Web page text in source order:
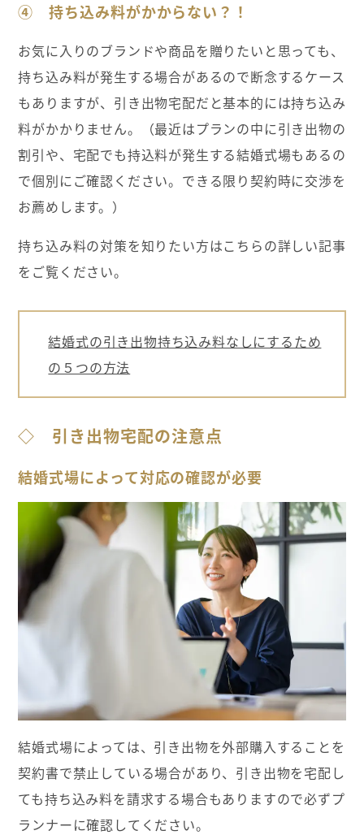
④ 持ち込み料がかからない？！
お気に入りのブランドや商品を贈りたいと思っても、
持ち込み料が発生する場合があるので断念するケース
もありますが、引き出物宅配だと基本的には持ち込み
料がかかりません。（最近はプランの中に引き出物の
割引や、宅配でも持込料が発生する結婚式場もあるの
で個別にご確認ください。できる限り契約時に交渉を
お薦めします。）
持ち込み料の対策を知りたい方はこちらの詳しい記事
をご覧ください。
結婚式の引き出物持ち込み料なしにするため
の５つの方法
◇ 引き出物宅配の注意点
結婚式場によって対応の確認が必要
結婚式場によっては、引き出物を外部購入することを
契約書で禁止している場合があり、引き出物を宅配し
ても持ち込み料を請求する場合もありますので必ずプ
ランナーに確認してください。